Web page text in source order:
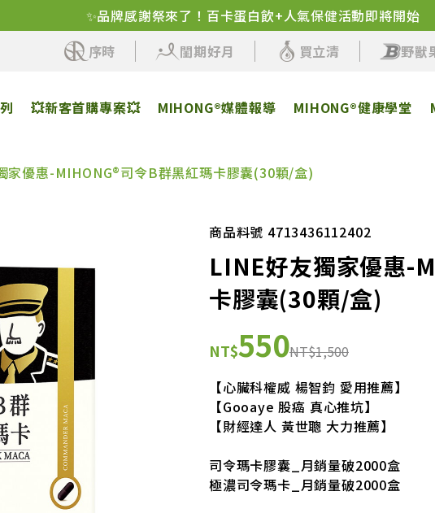
✨品牌感謝祭來了！百卡蛋白飲+人氣保健活動即將開始
序時
閨期好月 買立清 野獸
💥新客首購專案💥 MIHONG®媒體報導 MIHONG®健康學堂
家優惠-MIHONG®司令B群黑紅瑪卡膠囊(30顆/盒)
商品料號 4713436112402
LINE好友獨家優惠-
卡膠囊(30顆/盒)
NT$550NT$1,500
【心臟科權威 楊智鈞 愛用推薦】
【Gooaye 股癌 真心推坑】
【財經達人 黃世聰 大力推薦】
司令瑪卡膠囊_月銷量破2000盒
極濃司令瑪卡_月銷量破2000盒